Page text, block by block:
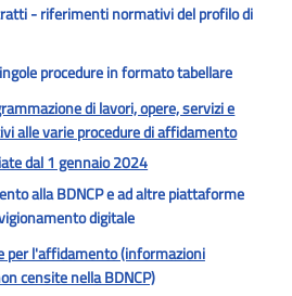
- riferimenti normativi del profilo di
procedure in formato tabellare
di lavori, opere, servizi e
alle varie procedure di affidamento
dal 1 gennaio 2024
alla BDNCP e ad altre piattaforme
digitale
per l'affidamento (informazioni
censite nella BDNCP)